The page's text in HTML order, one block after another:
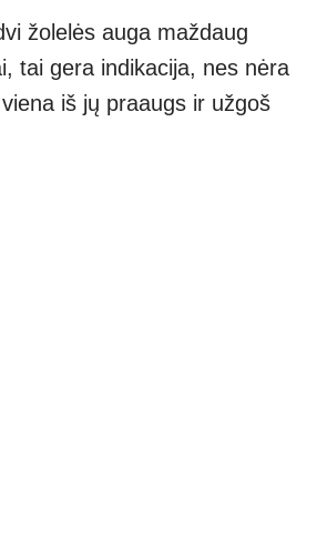
žolelės auga maždaug
tai gera indikacija, nes nėra
iš jų praaugs ir užgoš